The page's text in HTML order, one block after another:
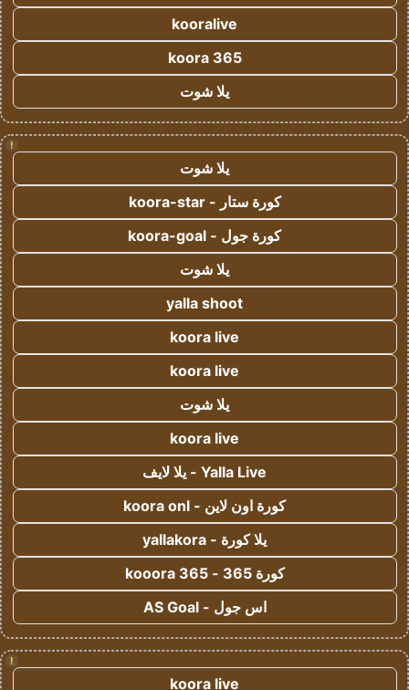
kooralive
koora 365
يلا شوت
!
يلا شوت
كورة ستار - koora-star
كورة جول - koora-goal
يلا شوت
yalla shoot
koora live
koora live
يلا شوت
koora live
Yalla Live - يلا لايف
كورة اون لاين - koora onl
يلا كورة - yallakora
كورة 365 - kooora 365
اس جول - AS Goal
!
koora live